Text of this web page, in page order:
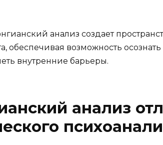
анализ создает
обеспечивая возможность
внутренние барьеры.
анализ